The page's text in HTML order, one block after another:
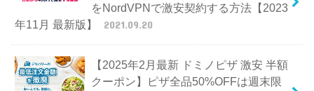
をNordVPNで激安契約する方法【2023
年11月 最新版】
2021.09.20
【2025年2月最新 ドミノピザ 激安 半額
クーポン】ピザ全品50%OFFは週末限